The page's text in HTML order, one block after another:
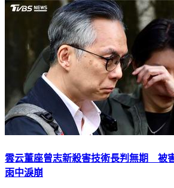
雲云董座曾志新殺害技術長判無期 被
雨中淚崩